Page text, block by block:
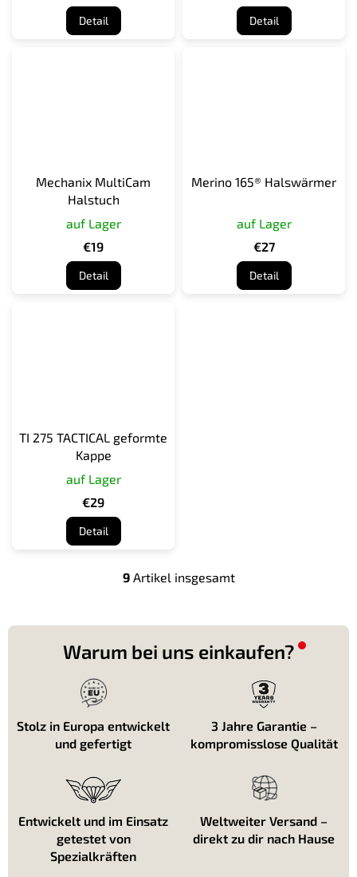
Detail Detail
Mechanix MultiCam
Halstuch
auf Lager
€19
Detail
Merino 165® Halswärmer
auf Lager
€27
Detail
TI 275 TACTICAL geformte
Kappe
auf Lager
€29
Detail
S
u
r
9Artikel insgesamt
Warum bei uns einkaufen?
Stolz in Europa entwickelt
und gefertigt
3 Jahre Garantie –
kompromisslose Qualität
Entwickelt und im Einsatz
getestet von
Spezialkräften
Weltweiter Versand –
direkt zu dir nach Hause